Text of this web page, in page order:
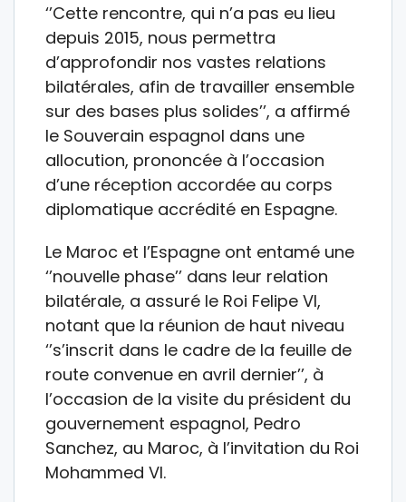
‘’Cette rencontre, qui n’a pas eu lieu
depuis 2015, nous permettra
d’approfondir nos vastes relations
bilatérales, afin de travailler ensemble
sur des bases plus solides’’, a affirmé
le Souverain espagnol dans une
allocution, prononcée à l’occasion
d’une réception accordée au corps
diplomatique accrédité en Espagne.
Le Maroc et l’Espagne ont entamé une
‘’nouvelle phase’’ dans leur relation
bilatérale, a assuré le Roi Felipe VI,
notant que la réunion de haut niveau
‘’s’inscrit dans le cadre de la feuille de
route convenue en avril dernier’’, à
l’occasion de la visite du président du
gouvernement espagnol, Pedro
Sanchez, au Maroc, à l’invitation du Roi
Mohammed VI.